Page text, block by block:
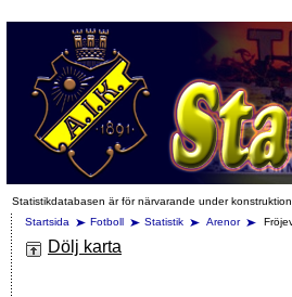
Statistikdatabasen är för närvarande under
Startsida
Fotboll Statistik Arenor
Dölj karta